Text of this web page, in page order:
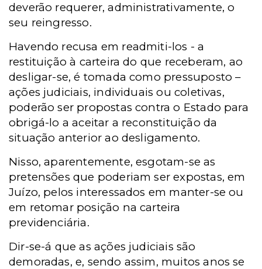
deverão requerer, administrativamente, o
seu reingresso.
Havendo recusa em readmiti-los - a
restituição à carteira do que receberam, ao
desligar-se, é tomada como pressuposto –
ações judiciais, individuais ou coletivas,
poderão ser propostas contra o Estado para
obrigá-lo a aceitar a reconstituição da
situação anterior ao desligamento.
Nisso, aparentemente, esgotam-se as
pretensões que poderiam ser expostas, em
Juízo, pelos interessados em manter-se ou
em retomar posição na carteira
previdenciária.
Dir-se-á que as ações judiciais são
demoradas, e, sendo assim, muitos anos se